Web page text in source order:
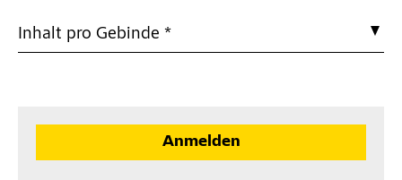
Inhalt pro Gebinde *
Anmelden